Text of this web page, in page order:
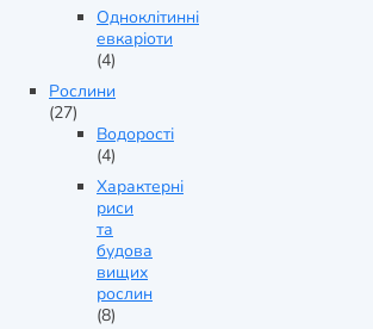
Одноклітинні
евкаріоти
(4)
Рослини
(27)
Водорості
(4)
Характерні
риси
та
будова
вищих
рослин
(8)